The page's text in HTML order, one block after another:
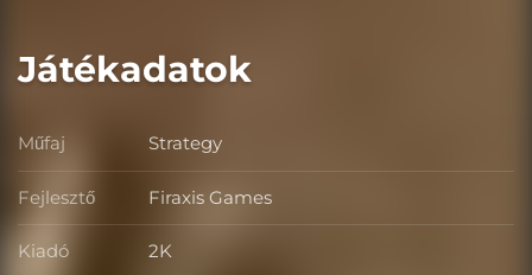
Játékadatok
Műfaj Műfaj
Strategy
Fejlesztő Fejlesztő
Firaxis Games
Kiadó Kiadó
2K